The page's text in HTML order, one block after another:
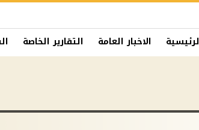
الاخبار العامة التقارير الخاصة